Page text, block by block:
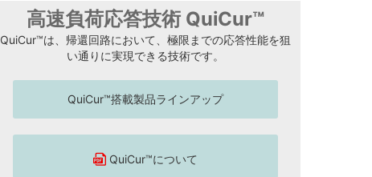
高速負荷応答技術 QuiCur™
QuiCur™は、帰還回路において、極限までの応答性能を狙
い通りに実現できる技術です。
QuiCur™搭載製品ラインアップ
QuiCur™について